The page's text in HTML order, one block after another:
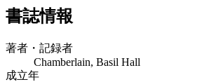
書誌情報
著者・記録者
Chamberlain, Basil Hall
成立年